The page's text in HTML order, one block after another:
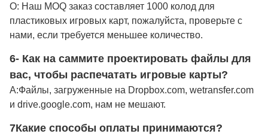
О: Наш MOQ заказ составляет 1000 колод для
пластиковых игровых карт, пожалуйста, проверьте с
нами, если требуется меньшее количество.
6- Как на саммите проектировать файлы для
вас, чтобы распечатать игровые карты?
А:Файлы, загруженные на Dropbox.com, wetransfer.com
и drive.google.com, нам не мешают.
7Какие способы оплаты принимаются?